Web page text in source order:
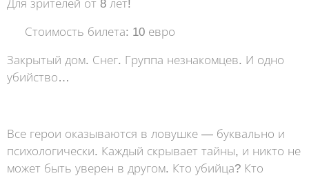
Для зрителей от 8 лет!
🎟 Стоимость билета: 10 евро
Закрытый дом. Снег. Группа незнакомцев. И одно
убийство…
Все герои оказываются в ловушке — буквально и
психологически. Каждый скрывает тайны, и никто не
может быть уверен в другом. Кто убийца? Кто